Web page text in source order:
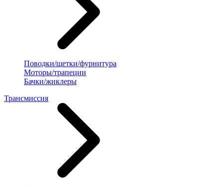
Поводки/щетки/фурнитура
Моторы/трапеции
Бачки/жиклеры
Трансмиссия